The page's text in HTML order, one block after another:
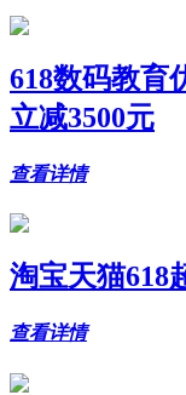
618数码教育
立减3500元
查看详情
淘宝天猫618
查看详情